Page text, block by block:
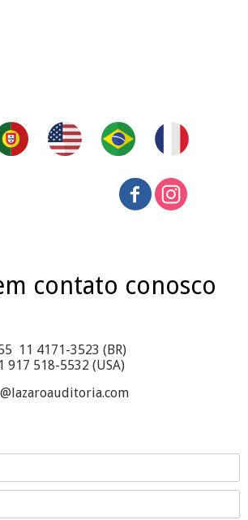
contato conosco
11 4171-3523 (BR)
5532 (USA)